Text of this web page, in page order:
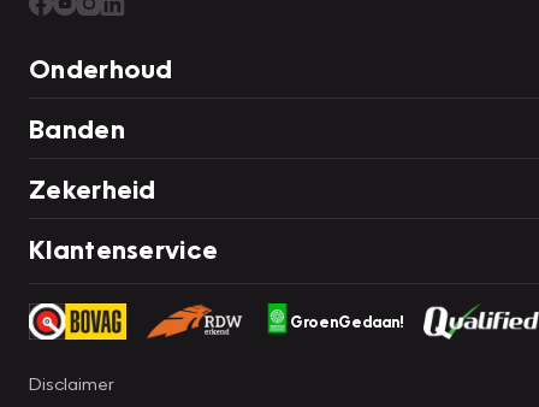
Onderhoud
Banden
Zekerheid
Klantenservice
GroenGedaan!
Disclaimer